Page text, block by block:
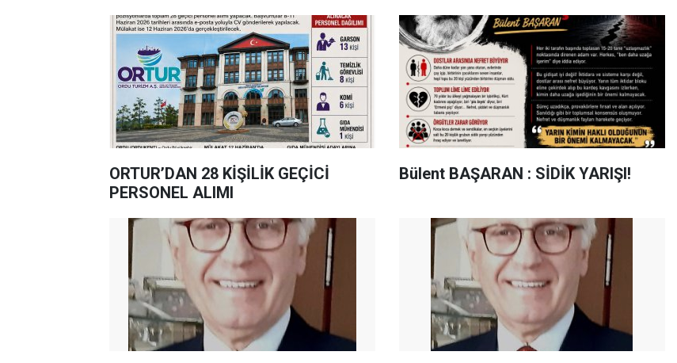
ORTUR’DAN 28 KİŞİLİK GEÇİCİ
PERSONEL ALIMI
Bülent BAŞARAN : SİDİK YARIŞI!